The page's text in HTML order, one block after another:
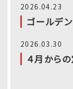
2026.04.23
ゴールデ
2026.03.30
４月から